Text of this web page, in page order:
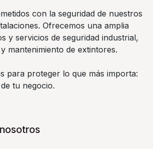
con la seguridad de nuestros
Ofrecemos una amplia
y servicios de seguridad industrial,
mantenimiento de extintores.
para proteger lo que más importa:
tu negocio.